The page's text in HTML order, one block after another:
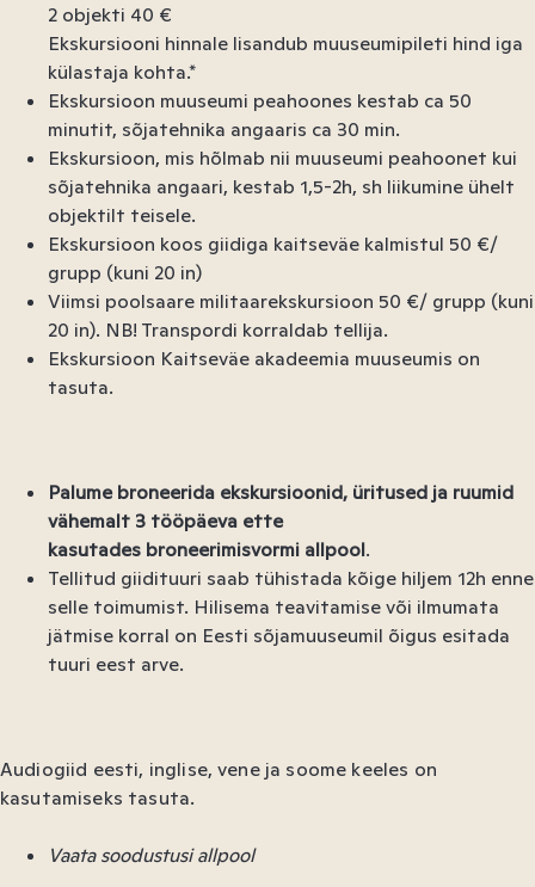
2 objekti 40 €
Ekskursiooni hinnale lisandub muuseumipileti hind iga
külastaja kohta.*
Ekskursioon muuseumi peahoones kestab ca 50
minutit, sõjatehnika angaaris ca 30 min.
Ekskursioon, mis hõlmab nii muuseumi peahoonet kui
sõjatehnika angaari, kestab 1,5-2h, sh liikumine ühelt
objektilt teisele.
Ekskursioon koos giidiga kaitseväe kalmistul 50 €/
grupp (kuni 20 in)
Viimsi poolsaare militaarekskursioon 50 €/ grupp (kuni
20 in). NB! Transpordi korraldab tellija.
Ekskursioon Kaitseväe akadeemia muuseumis on
tasuta.
Palume broneerida ekskursioonid, üritused ja ruumid
vähemalt 3 tööpäeva ette
kasutades broneerimisvormi allpool.
Tellitud giidituuri saab tühistada kõige hiljem 12h enne
selle toimumist. Hilisema teavitamise või ilmumata
jätmise korral on Eesti sõjamuuseumil õigus esitada
tuuri eest arve.
Audiogiid eesti, inglise, vene ja soome keeles on
kasutamiseks tasuta.
Vaata soodustusi allpool